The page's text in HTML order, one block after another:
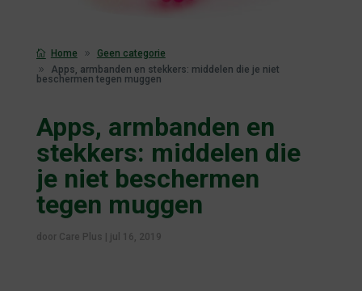
Home
Geen categorie
Apps, armbanden en stekkers: middelen die je niet
beschermen tegen muggen
Apps, armbanden en
stekkers: middelen die
je niet beschermen
tegen muggen
door Care Plus jul 16, 2019